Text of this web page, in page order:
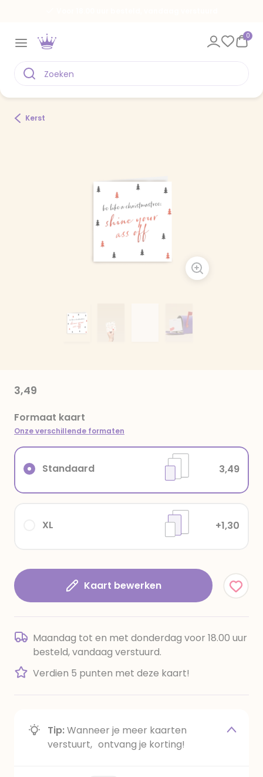
0
Kerst
3,49
Formaat kaart
Onze verschillende formaten
XL +1,30
Standaard 3,49
Kaart bewerken
Maandag tot en met donderdag voor 18.00 uur
besteld, vandaag verstuurd.
Verdien 5 punten met deze kaart!
Tip:Wanneer je meer kaarten
verstuurt, ontvang je korting!